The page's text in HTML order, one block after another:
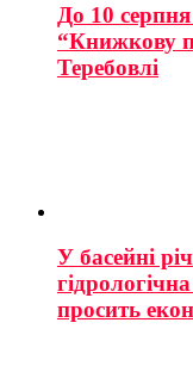
До 10
“Книжкову
Теребовлі
У басейні
просить